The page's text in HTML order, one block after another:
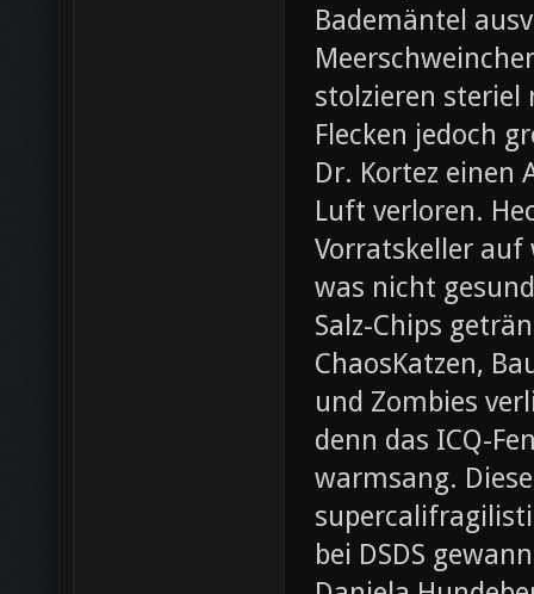
Bademäntel
stolzieren steriel
Flecken jedoch
Dr. Kortez einen
Luft verloren.
Vorratskeller
was nicht
Salz-Chips
ChaosKatzen,
und Zombies
denn das ICQ-
warmsang.
bei DSDS